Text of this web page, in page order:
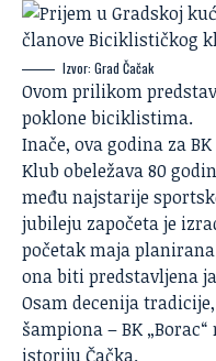
Izvor: Grad Čačak
Ovom prilikom
poklone biciklistima.
Inače, ova godina za
Klub obeležava 80
među najstarije
jubileju započeta je
početak maja
ona biti predstavljena
Osam decenija
šampiona – BK
istoriju Čačka.